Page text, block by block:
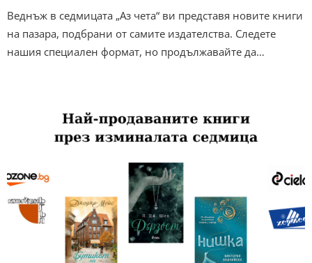
Веднъж в седмицата „Аз чета“ ви представя новите книги
на пазара, подбрани от самите издателства. Следете
нашия специален формат, но продължавайте да…